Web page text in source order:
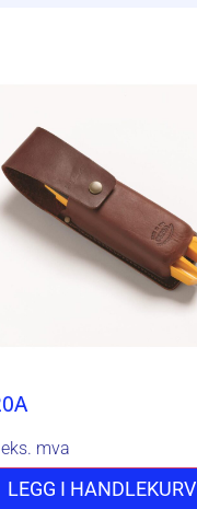
eks. mva
LEGG I HANDLEKURV